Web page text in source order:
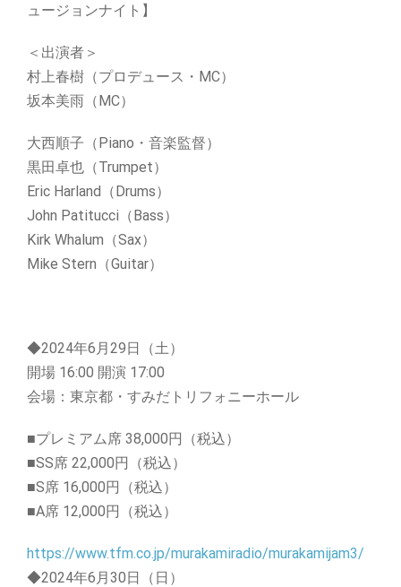
ュージョンナイト】
＜出演者＞
村上春樹（プロデュース・MC）
坂本美雨（MC）
大西順子（Piano・音楽監督）
黒田卓也（Trumpet）
Eric Harland（Drums）
John Patitucci（Bass）
Kirk Whalum（Sax）
Mike Stern（Guitar）
◆2024年6月29日（土）
開場 16:00 開演 17:00
会場：東京都・すみだトリフォニーホール
■プレミアム席 38,000円（税込）
■SS席 22,000円（税込）
■S席 16,000円（税込）
■A席 12,000円（税込）
https://www.tfm.co.jp/murakamiradio/murakamijam3/
◆2024年6月30日（日）